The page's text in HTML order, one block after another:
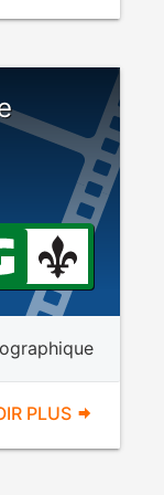
PLUS